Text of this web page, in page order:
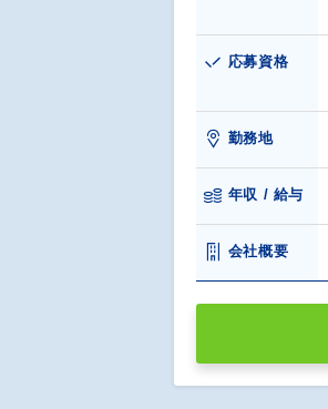
応募資格
勤務地
年収 / 給与
会社概要